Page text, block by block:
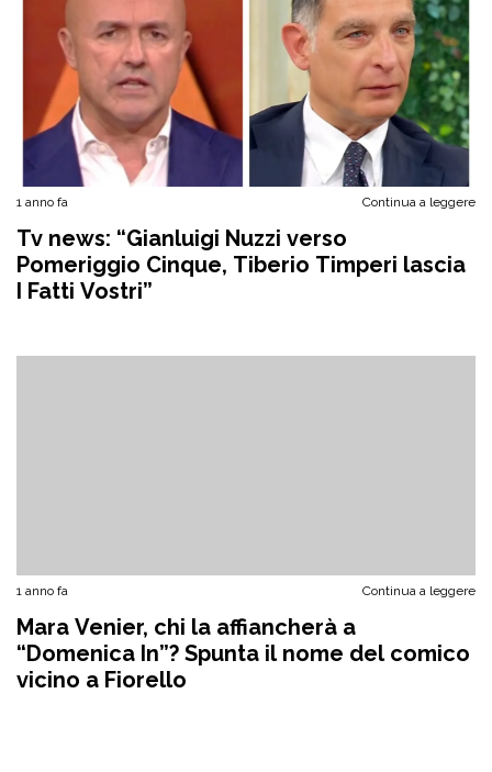
1 anno fa Continua a leggere
Tv news: “Gianluigi Nuzzi verso
Pomeriggio Cinque, Tiberio Timperi lascia
I Fatti Vostri”
1 anno fa Continua a leggere
Mara Venier, chi la affiancherà a
“Domenica In”? Spunta il nome del comico
vicino a Fiorello